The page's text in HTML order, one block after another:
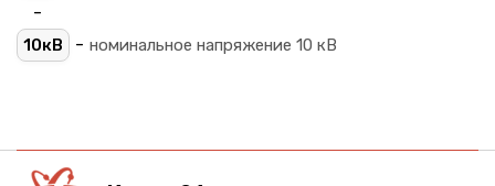
-
10кВ - номинальное напряжение 10 кВ